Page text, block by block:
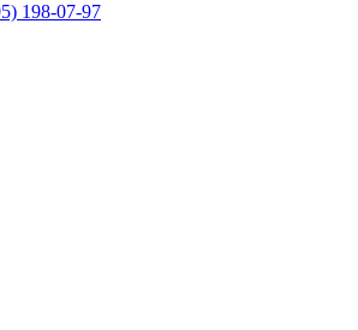
198-07-97